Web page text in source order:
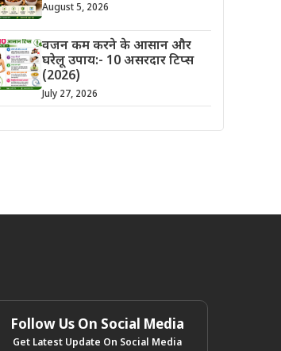
August 5, 2026
वजन कम करने के आसान और
घरेलू उपाय:- 10 असरदार टिप्स
(2026)
July 27, 2026
Follow Us On Social Media
Get Latest Update On Social Media